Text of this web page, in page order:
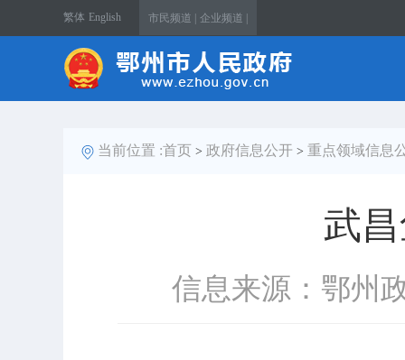
繁体 English 市民频道 | 企业频道 |
当前位置 :首页 > 政府信息公开 > 重点领域信息
武
信息来源：鄂州